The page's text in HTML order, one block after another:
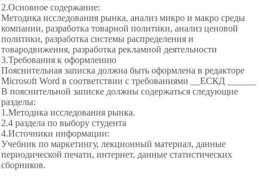
2.Основное содержание:
Методика исследования рынка, анализ микро и макро среды
компании, разработка товарной политики, анализ ценовой
политики, разработка системы распределения и
товародвижения, разработка рекламной деятельности
3.Требования к оформлению
Пояснительная записка должна быть оформлена в редакторе
Microsoft Word в соответствии с требованиями __ЕСКД ___
В пояснительной записке должны содержаться следующие
разделы:
1.Методика исследования рынка.
2.4 раздела по выбору студента
4.Источники информации:
Учебник по маркетингу, лекционный материал, данные
периодической печати, интернет, данные статистических
сборников.